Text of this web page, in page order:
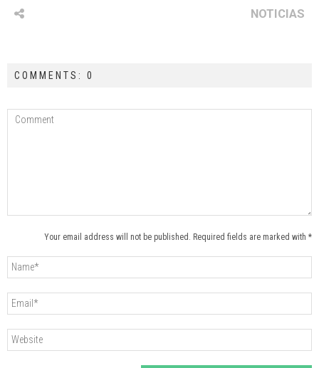
NOTICIAS
COMMENTS: 0
Your email address will not be published. Required fields are marked with *